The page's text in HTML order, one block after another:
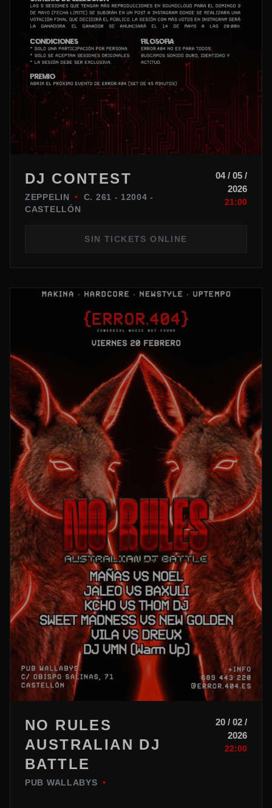
DJ CONTEST
ZEPPELIN •
C. 261 - 12004 -
CASTELLÓN
04 / 05 /
2026
21:00
SIN TICKETS ONLINE
NO RULES
AUSTRALIAN DJ
BATTLE
PUB WALLABYS •
20 / 02 /
2026
22:00